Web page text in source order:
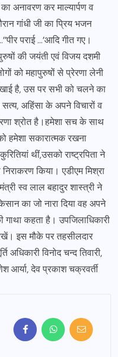
अनावरण कर माल्यार्पण व
गांधी जी का प्रिय भजन
पराई …’आदि गीत गए।
की जयंती एवं विजय दशमी
को महापुरुषों से प्रेरणा लेनी
है, उस पर सभी को चलने का
सत्य, अहिंसा के अपने विचारों व
श्रोत है।हमेशा सच के साथ
हमेशा सकारात्मक रखना
थीं,उसको राष्ट्रपिता ने
किया। एडीएम मिश्रा
स्व लाल बहादुर शास्त्री ने
का जो नारा दिया वह अपने
कहता है। उपजिलाधिकारी
इस मौके पर तहसीलदार
अधिकारी विनोद चन्द तिवारी,
आर्या, देव प्रकाश चक्रवर्ती